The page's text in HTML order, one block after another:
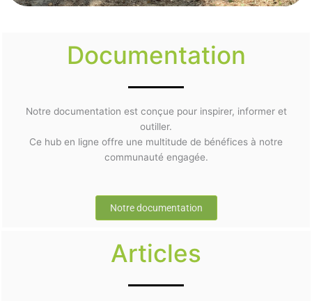
Documentation
Notre documentation est conçue pour inspirer, informer et
outiller.
Ce hub en ligne offre une multitude de bénéfices à notre
communauté engagée.
Notre documentation
Articles